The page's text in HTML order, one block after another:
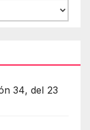
34, del 23